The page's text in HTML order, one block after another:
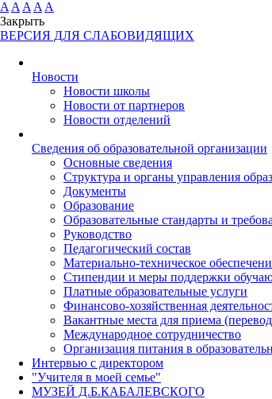
A A A A A
Закрыть
ВЕРСИЯ ДЛЯ СЛАБОВИДЯЩИХ
Новости
Новости школы
Новости от партнеров
Новости отделений
Cведения об образовательной организации
Основные сведения
Структура и органы управления
Документы
Образование
Образовательные стандарты и
Руководство
Педагогический состав
Материально-техническое
Стипендии и меры поддержки
Платные образовательные услуги
Финансово-хозяйственная
Вакантные места для приема
Международное сотрудничество
Организация питания в
Интервью с директором
"Учителя в моей семье"
МУЗЕЙ Д.Б.КАБАЛЕВСКОГО